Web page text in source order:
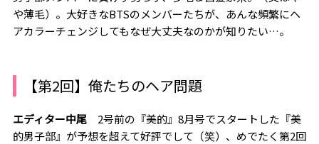
や薄毛）。大好きなBTSのメンバーたちが、あんな頻繁にヘ
アカラーチェンジしてもなぜ大丈夫なのかが知りたい…。
【第2回】俺たちのヘア問題
エディター中尾2号前の『美的』8月号でスタートした『美
的男子部』が予想を超えて好評でして（笑）、めでたく第2回